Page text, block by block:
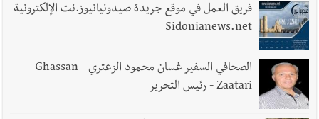
فريق العمل في موقع جريدة صيدونيانيوز.نت الإلكترونية
Sidonianews.net
الصحافي السفير غسان محمود الزعتري - Ghassan
Zaatari - رئيس التحرير